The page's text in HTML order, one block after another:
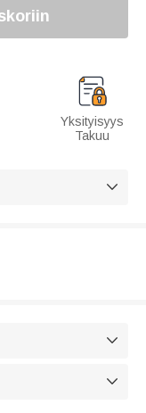
Yksityisyys
Takuu


